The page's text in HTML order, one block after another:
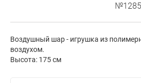
№1285
Воздушный шар - игрушка из
воздухом.
Высота: 175 см